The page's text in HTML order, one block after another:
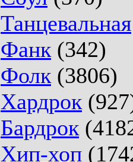
Танцевальная
Фанк (342)
Фолк (3806)
Хардрок
Бардрок
Хип-хоп